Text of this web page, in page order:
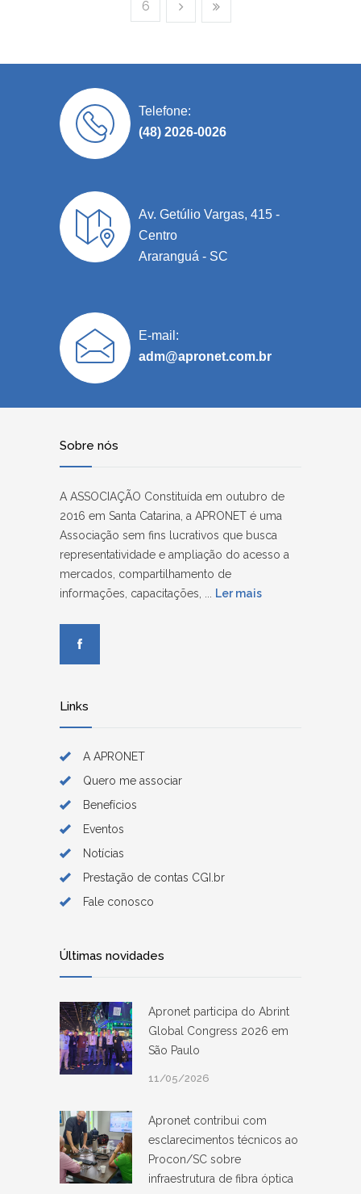
6
Telefone:
(48) 2026-0026
Av. Getúlio Vargas, 415 -
Centro
Araranguá - SC
E-mail:
adm@apronet.com.br
Sobre nós
A ASSOCIAÇÃO Constituída em outubro de
2016 em Santa Catarina, a APRONET é uma
Associação sem fins lucrativos que busca
representatividade e ampliação do acesso a
mercados, compartilhamento de
informações, capacitações, ...
Ler mais
Links
A APRONET
Quero me associar
Benefícios
Eventos
Notícias
Prestação de contas CGI.br
Fale conosco
Últimas novidades
Apronet participa do Abrint
Global Congress 2026 em
São Paulo
11/05/2026
Apronet contribui com
esclarecimentos técnicos ao
Procon/SC sobre
infraestrutura de fibra óptica